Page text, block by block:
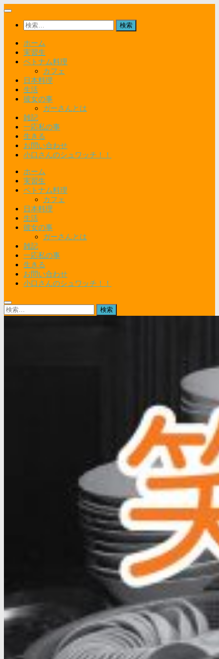
コ
検
索:
ホーム
実習生
ベトナム料理
カフェ
日本料理
生活
彼女の事
ガーさんとは
雑記
一応私の事
生きる
お問い合わせ
小口さんのシュワッチ！！
ホーム
実習生
ベトナム料理
カフェ
日本料理
生活
彼女の事
ガーさんとは
雑記
一応私の事
生きる
お問い合わせ
小口さんのシュワッチ！！
検
索: